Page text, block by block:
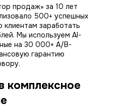
продаж» за 10 лет
500+ успешных
клиентам заработать
Мы используем AI-
на 30 000+ A/B-
гарантию
комплексное